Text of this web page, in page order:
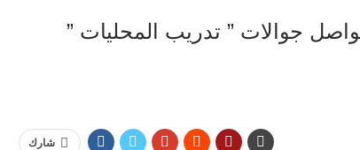
جوالات ” تدريب المحليات ”
شارك